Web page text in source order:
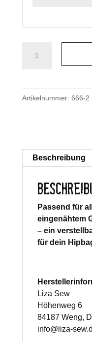
Artikelnummer: 666-2
Beschreibung
Passend für
eingenähtem
– ein
für dein
Liza Sew
Höhenweg 6
84187 Weng,
info@liza-